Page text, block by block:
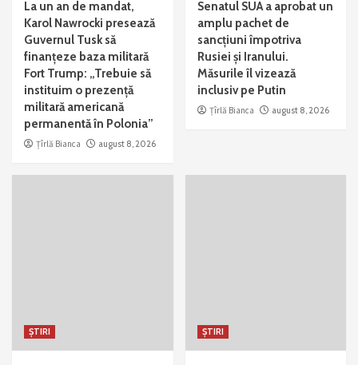
La un an de mandat,
Karol Nawrocki presează
Guvernul Tusk să
finanțeze baza militară
Fort Trump: „Trebuie să
instituim o prezență
militară americană
permanentă în Polonia”
Țîrlă Bianca august 8, 2026
Senatul SUA a aprobat un
amplu pachet de
sancțiuni împotriva
Rusiei și Iranului.
Măsurile îl vizează
inclusiv pe Putin
Țîrlă Bianca august 8, 2026
ȘTIRI ȘTIRI